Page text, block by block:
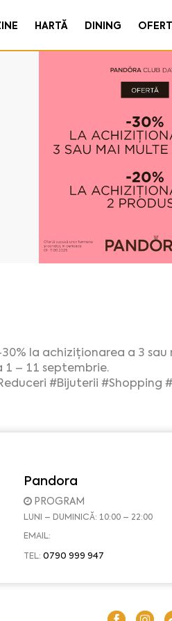
HARTĂ DINING
la achiziționarea a 3
– 11 septembrie.
#Bijuterii #Shopping
Pandora
PROGRAM
LUNI – DUMINICĂ: 10:00 – 22:00
EMAIL:
TEL: 0790 999 947